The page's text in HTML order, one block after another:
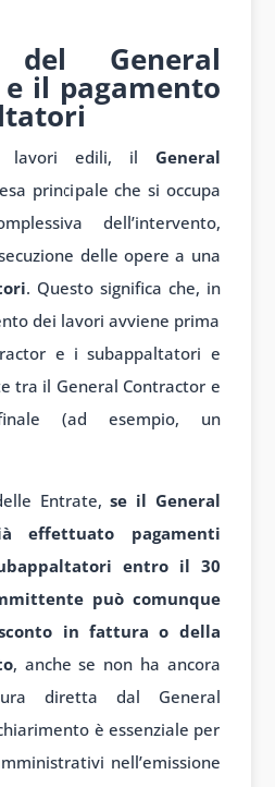
General
il pagamento
lavori edili, il General
principale che si occupa
dell’intervento,
delle opere a una
. Questo significa che, in
dei lavori avviene prima
e i subappaltatori e
tra il General Contractor e
(ad esempio, un
Entrate,se il General
effettuato pagamenti
entro il 30
può comunque
in fattura o della
, anche se non ha ancora
diretta dal General
è essenziale per
nell’emissione